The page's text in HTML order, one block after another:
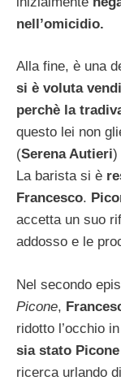
nell’omicidio.
Alla fine, è una
si è voluta
perchè la
questo lei non
(Serena Autieri)
La barista si è
Francesco.
accetta un suo
addosso e le
Nel secondo
Picone,
ridotto l’occhio
sia stato
ricerca urlando